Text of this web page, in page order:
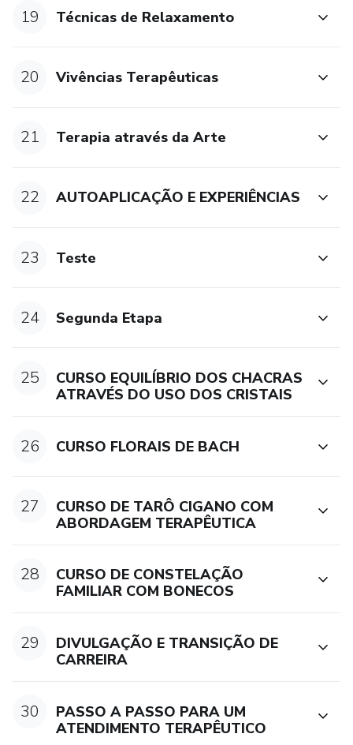
19 Técnicas de Relaxamento
20 Vivências Terapêuticas
21 Terapia através da Arte
22 AUTOAPLICAÇÃO E EXPERIÊNCIAS
23 Teste
24 Segunda Etapa
25
CURSO EQUILÍBRIO DOS CHACRAS
ATRAVÉS DO USO DOS CRISTAIS
26 CURSO FLORAIS DE BACH
27
CURSO DE TARÔ CIGANO COM
ABORDAGEM TERAPÊUTICA
28
CURSO DE CONSTELAÇÃO
FAMILIAR COM BONECOS
29
​DIVULGAÇÃO E TRANSIÇÃO DE
CARREIRA
30
PASSO A PASSO PARA UM
ATENDIMENTO TERAPÊUTICO